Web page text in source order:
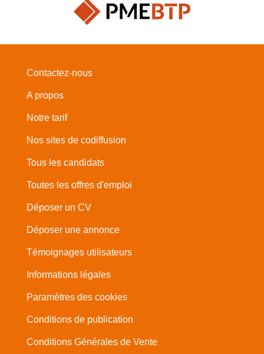
Contactez-nous
A propos
Notre tarif
Nos sites de codiffusion
Tous les candidats
Toutes les offres d'emploi
Déposer un CV
Déposer une annonce
Témoignages utilisateurs
Informations légales
Paramètres des cookies
Conditions de publication
Conditions Générales de Vente